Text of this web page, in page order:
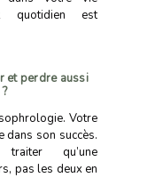
quotidien est
et perdre aussi
Votre
dans son succès.
qu’une
pas les deux en